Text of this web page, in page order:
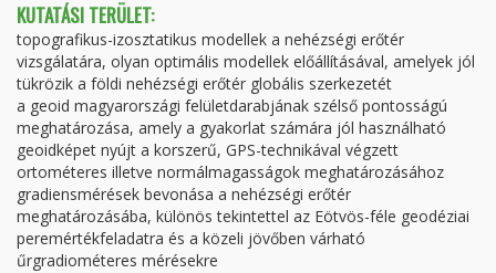
KUTATÁSI TERÜLET:
topografikus-izosztatikus modellek a nehézségi erőtér
vizsgálatára, olyan optimális modellek előállításával, amelyek jól
tükrözik a földi nehézségi erőtér globális szerkezetét
a geoid magyarországi felületdarabjának szélső pontosságú
meghatározása, amely a gyakorlat számára jól használható
geoidképet nyújt a korszerű, GPS-technikával végzett
ortométeres illetve normálmagasságok meghatározásához
gradiensmérések bevonása a nehézségi erőtér
meghatározásába, különös tekintettel az Eötvös-féle geodéziai
peremértékfeladatra és a közeli jövőben várható
űrgradiométeres mérésekre